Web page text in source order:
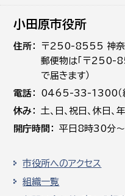
小田原市役所
住所
〒250-8555 神奈
郵便物は「〒250-
で届きます）
電話
0465-33-1300（
休み
土､日､祝日、休日
開庁時間
平日8時30分
市役所へのアクセス
組織一覧